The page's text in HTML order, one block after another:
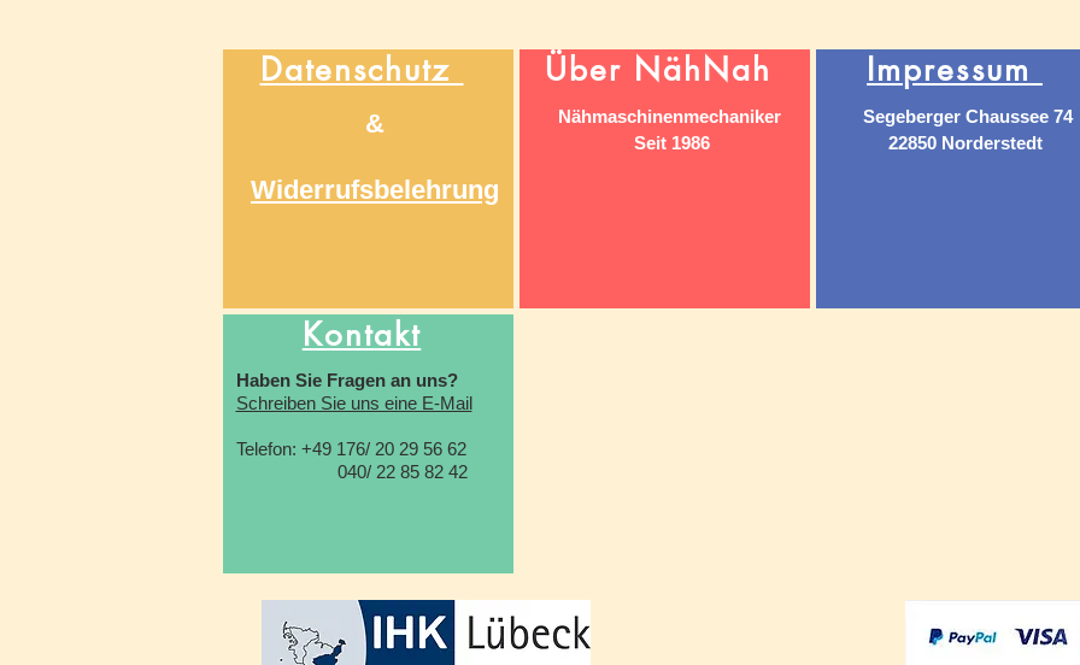
Datenschutz
&
Widerrufsbelehrung
Über NähNah
Nähmaschinenmechaniker
Seit 1986
Impressum
Segeberger Chaussee 74
22850 Norderstedt
Kontakt
Haben Sie Fragen an uns?
Schreiben Sie uns eine E-Mail
Telefon: +49 176/ 20 29 56 62
040/ 22 85 82 42